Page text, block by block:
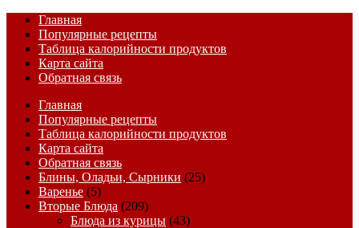
Главная
Популярные рецепты
Таблица калорийности продуктов
Карта сайта
Обратная связь
Главная
Популярные рецепты
Таблица калорийности продуктов
Карта сайта
Обратная связь
Блины, Оладьи, Сырники (25)
Варенье (5)
Вторые Блюда (209)
Блюда из курицы (43)